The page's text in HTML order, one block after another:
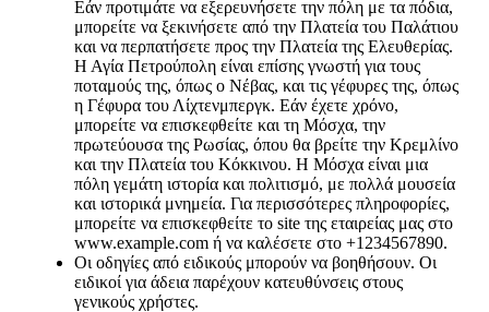
Εάν προτιμάτε να εξερευνήσετε την πόλη με τα πόδια,
μπορείτε να ξεκινήσετε από την Πλατεία του Παλάτιου
και να περπατήσετε προς την Πλατεία της Ελευθερίας.
Η Αγία Πετρούπολη είναι επίσης γνωστή για τους
ποταμούς της, όπως ο Νέβας, και τις γέφυρες της, όπως
η Γέφυρα του Λίχτενμπεργκ. Εάν έχετε χρόνο,
μπορείτε να επισκεφθείτε και τη Μόσχα, την
πρωτεύουσα της Ρωσίας, όπου θα βρείτε την Κρεμλίνο
και την Πλατεία του Κόκκινου. Η Μόσχα είναι μια
πόλη γεμάτη ιστορία και πολιτισμό, με πολλά μουσεία
και ιστορικά μνημεία. Για περισσότερες πληροφορίες,
μπορείτε να επισκεφθείτε το site της εταιρείας μας στο
www.example.com ή να καλέσετε στο +1234567890.
Οι οδηγίες από ειδικούς μπορούν να βοηθήσουν. Οι
ειδικοί για άδεια παρέχουν κατευθύνσεις στους
γενικούς χρήστες.